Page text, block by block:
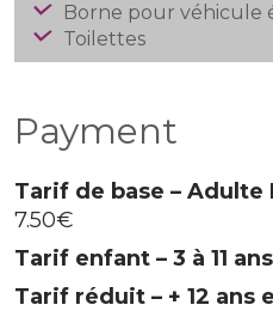
Borne pour véhicule
Toilettes
Payment
Tarif de base –
7.50€
Tarif enfant – 3 à 11 ans
Tarif réduit – + 12 ans